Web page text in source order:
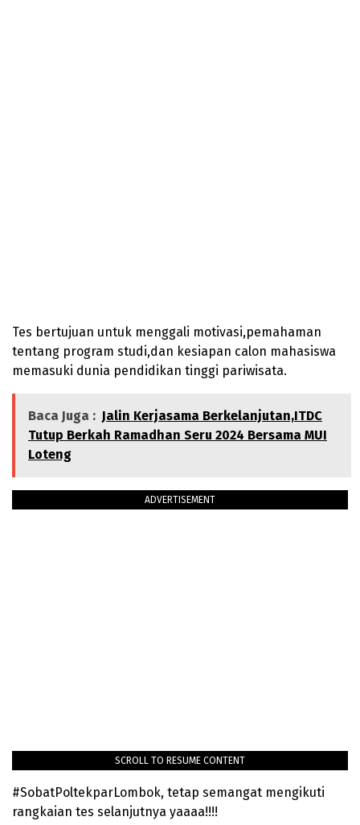
Tes bertujuan untuk menggali motivasi,pemahaman
tentang program studi,dan kesiapan calon mahasiswa
memasuki dunia pendidikan tinggi pariwisata.
Baca Juga : Jalin Kerjasama Berkelanjutan,ITDC
Tutup Berkah Ramadhan Seru 2024 Bersama MUI
Loteng
ADVERTISEMENT
SCROLL TO RESUME CONTENT
#SobatPoltekparLombok, tetap semangat mengikuti
rangkaian tes selanjutnya yaaaa!!!!